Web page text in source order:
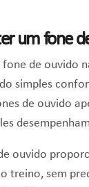
um fone
de ouvido
simples
de ouvido
ouvido
treino, sem